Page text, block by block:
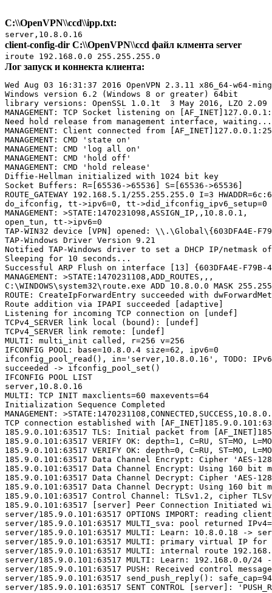
C:\\OpenVPN\\ccd\\ipp.txt:
server,10.8.0.16
client-config-dir C:\\OpenVPN\\ccd файл клмента server
iroute 192.168.0.0 255.255.255.0
Лог запуск и коннекта клиента:
Wed Aug 03 16:31:37 2016 OpenVPN 2.3.11 x86_64-w64-
Windows version 6.2 (Windows 8 or greater) 64bit
library versions: OpenSSL 1.0.1t  3 May 2016, LZO 2.09
MANAGEMENT: TCP Socket listening on
Need hold release from management interface, waiting...
MANAGEMENT: Client connected from
MANAGEMENT: CMD 'state on'
MANAGEMENT: CMD 'log all on'
MANAGEMENT: CMD 'hold off'
MANAGEMENT: CMD 'hold release'
Diffie-Hellman initialized with 1024 bit key
Socket Buffers: R=[65536->65536] S=[65536->65536]
ROUTE_GATEWAY 192.168.5.1/255.255.255.0 I=3
do_ifconfig, tt->ipv6=0, tt->did_ifconfig_ipv6_setup=0
MANAGEMENT: >STATE:1470231098,ASSIGN_IP,,10.8.0.1,
open_tun, tt->ipv6=0
TAP-WIN32 device [VPN] opened: \\.\Global\{603DFA4E-
TAP-Windows Driver Version 9.21
Notified TAP-Windows driver to set a DHCP IP/netmask
Sleeping for 10 seconds...
Successful ARP Flush on interface [13] {603DFA4E-F79B-
MANAGEMENT: >STATE:1470231108,ADD_ROUTES,,,
C:\WINDOWS\system32\route.exe ADD 10.8.0.0 MASK
ROUTE: CreateIpForwardEntry succeeded with
Route addition via IPAPI succeeded [adaptive]
Listening for incoming TCP connection on [undef]
TCPv4_SERVER link local (bound): [undef]
TCPv4_SERVER link remote: [undef]
MULTI: multi_init called, r=256 v=256
IFCONFIG POOL: base=10.8.0.4 size=62, ipv6=0
ifconfig_pool_read(), in='server,10.8.0.16', TODO: IPv6
succeeded -> ifconfig_pool_set()
IFCONFIG POOL LIST
server,10.8.0.16
MULTI: TCP INIT maxclients=60 maxevents=64
Initialization Sequence Completed
MANAGEMENT:
TCP connection established with
185.9.0.101:63517 TLS: Initial packet from
185.9.0.101:63517 VERIFY OK: depth=1, C=RU, ST=MO,
185.9.0.101:63517 VERIFY OK: depth=0, C=RU, ST=MO,
185.9.0.101:63517 Data Channel Encrypt: Cipher
185.9.0.101:63517 Data Channel Encrypt: Using 160 bit
185.9.0.101:63517 Data Channel Decrypt: Cipher
185.9.0.101:63517 Data Channel Decrypt: Using 160 bit
185.9.0.101:63517 Control Channel: TLSv1.2, cipher TLSv1/
185.9.0.101:63517 [server] Peer Connection Initiated
server/185.9.0.101:63517 OPTIONS IMPORT: reading
server/185.9.0.101:63517 MULTI_sva: pool returned
server/185.9.0.101:63517 MULTI: Learn: 10.8.0.18 ->
server/185.9.0.101:63517 MULTI: primary virtual IP for
server/185.9.0.101:63517 MULTI: internal route
server/185.9.0.101:63517 MULTI: Learn: 192.168.0.0/24
server/185.9.0.101:63517 PUSH: Received control message:
server/185.9.0.101:63517 send_push_reply():
server/185.9.0.101:63517 SENT CONTROL [server]: